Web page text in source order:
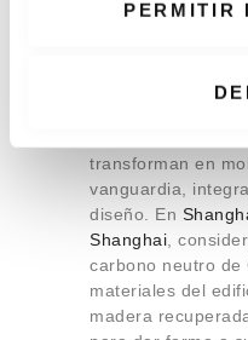
i
PERMITIR
entorno local. En
aplicar una
transforman en
vanguardia,
diseño. En
Shanghai,
carbono neutro de
materiales del
madera